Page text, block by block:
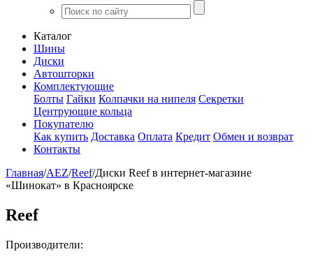
Каталог
Шины
Диски
Автошторки
Комплектующие
Болты Гайки Колпачки на нипеля Секретки
Центрующие кольца
Покупателю
Как купить Доставка Оплата Кредит Обмен и возврат
Контакты
Главная/AEZ/Reef/Диски Reef в интернет-магазине
«Шинокат» в Красноярске
Reef
Производители: